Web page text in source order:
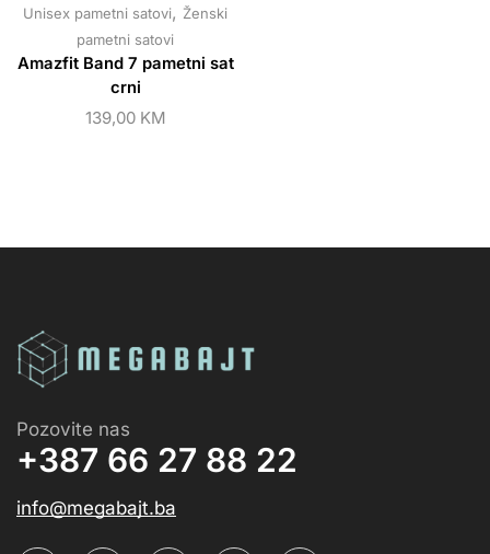
Unisex pametni satovi, Ženski
pametni satovi
Amazfit Band 7 pametni sat
crni
139,00 KM
Pozovite nas
+387 66 27 88 22
info@megabajt.ba